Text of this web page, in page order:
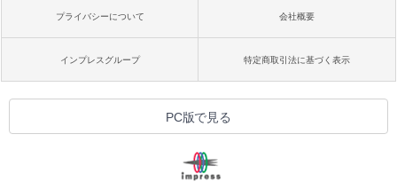
プライバシーについて 会社概要
インプレスグループ 特定商取引法に基づく表示
PC版で見る